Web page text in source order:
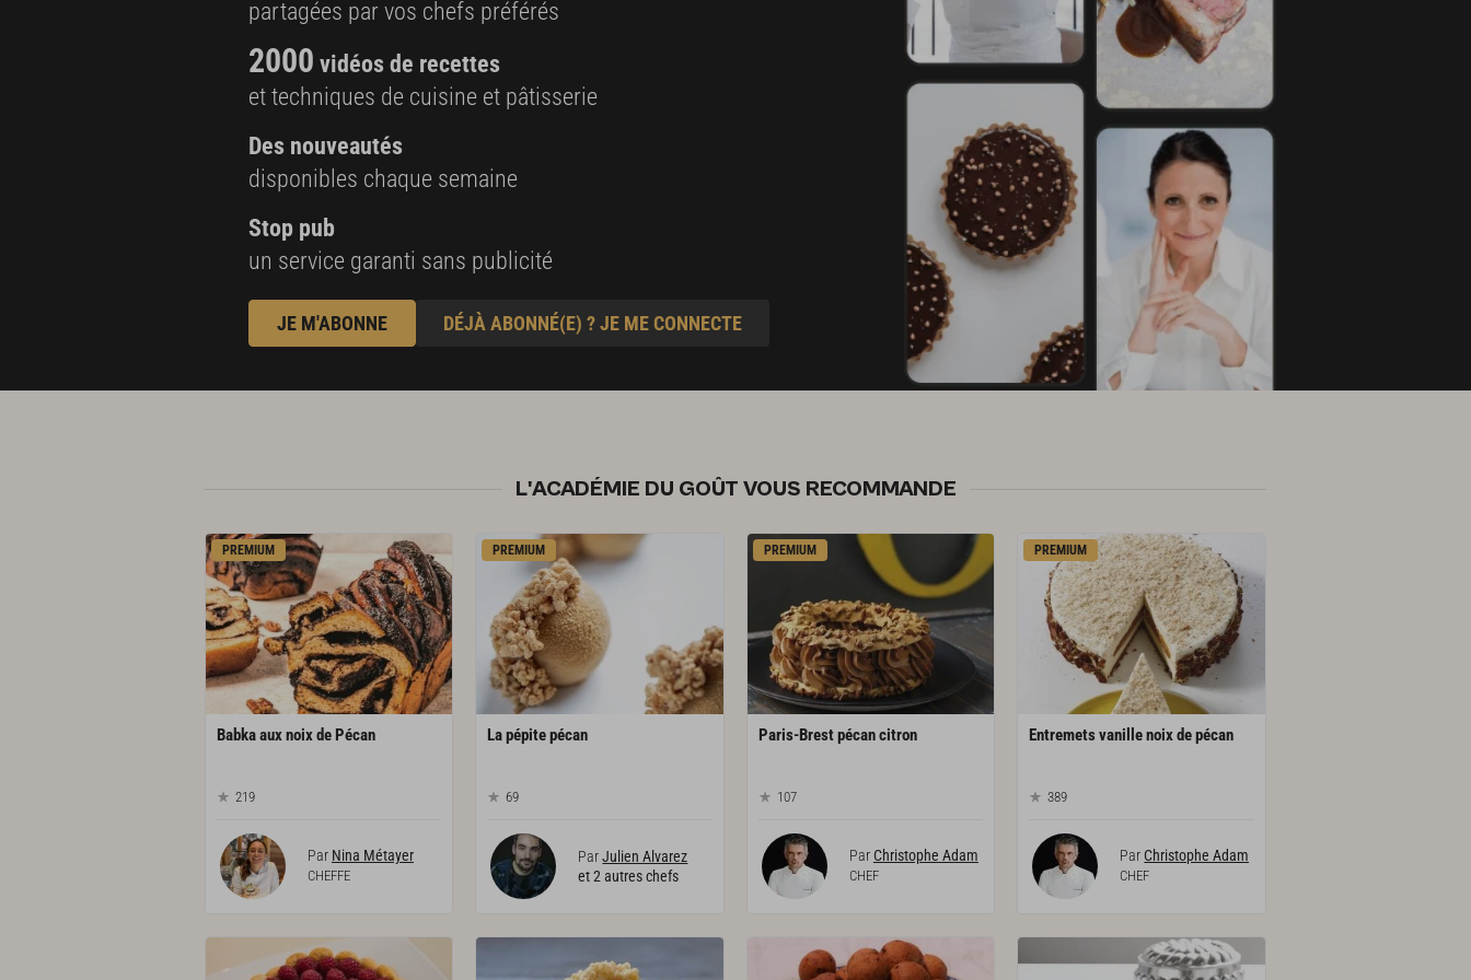
partagées par vos chefs préférés
2000 vidéos de recettes
et techniques de cuisine et pâtisserie
Des nouveautés
disponibles chaque semaine
Stop pub
un service garanti sans publicité
JE M'ABONNE DÉJÀ ABONNÉ(E) ? JE ME CONNECTE
L'ACADÉMIE DU GOÛT VOUS RECOMMANDE
PREMIUM
Babkaauxnoixde Pécan
219
Par Nina Métayer
CHEFFE
PREMIUM
Lapépitepécan
69
ParJulien Alvarez
et 2 autres chefs
PREMIUM
Paris-Brestpécancitron
107
Par Christophe Adam
CHEF
PREMIUM
Entremetsvanillenoixdepécan
389
Par Christophe Adam
CHEF